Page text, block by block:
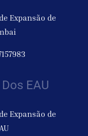
Expansão de
EAU
Expansão de